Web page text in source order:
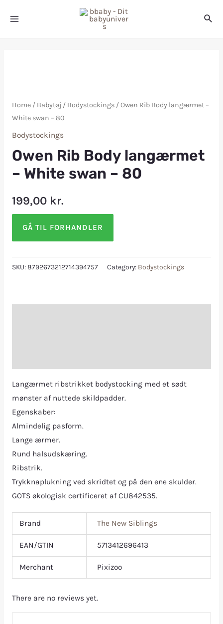
Home/ Babytøj / Bodystockings/ Owen Rib Body langærmet –
White swan – 80
Bodystockings
Owen Rib Body langærmet
– White swan – 80
199,00 kr.
GÅ TIL FORHANDLER
SKU:8792673212714394757 Category: Bodystockings
Langærmet ribstrikket bodystocking med et sødt
mønster af nuttede skildpadder.
Egenskaber:
Almindelig pasform.
Lange ærmer.
Rund halsudskæring.
Ribstrik.
Trykknaplukning ved skridtet og på den ene skulder.
GOTS økologisk certificeret af CU842535.
Brand The New Siblings
EAN/GTIN 5713412696413
Merchant Pixizoo
There are no reviews yet.